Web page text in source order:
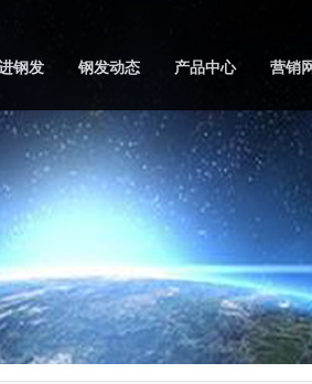
钢发 钢发动态 产品中心 营销